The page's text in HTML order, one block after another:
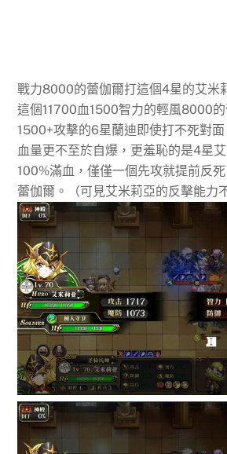
戰力8000的蕾伽爾打這個4星的艾米
這個11700血1500智力的輕風8000
1500+攻擊的6星蘭迪即使打不死對
血量更不至於自爆，更羞恥的是4星
100%滿血，僅僅一個先攻就提前反
蕾伽爾。（可見艾米莉亞的反擊能力